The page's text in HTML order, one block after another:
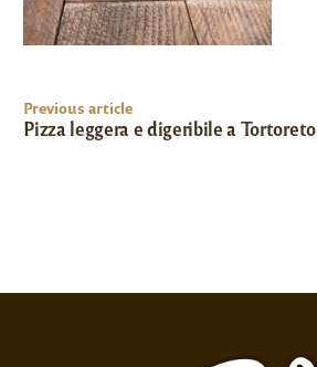
Post
navigation
Previous article
Pizza leggera e digeribile a Tortoreto